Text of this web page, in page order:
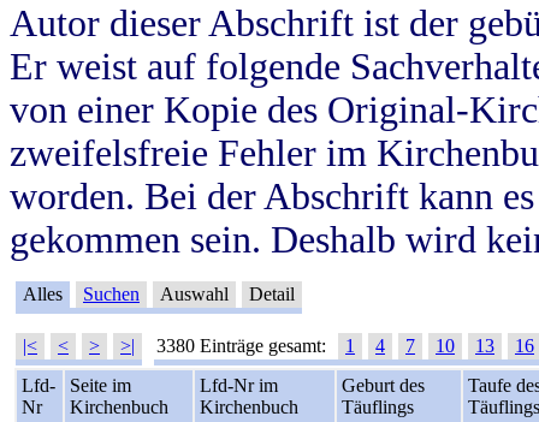
Autor dieser Abschrift ist der
Er weist auf folgende
von einer Kopie des Original-
zweifelsfreie Fehler im
worden. Bei der Abschrift kann
gekommen sein. Deshalb wird
Alles Suchen Auswahl Detail
|< < > >| 3380 Einträge gesamt: 1 4 7 10 13
16
Lfd-
Nr
Seite im
Kirchenbuch
Lfd-Nr im
Kirchenbuch
Geburt des
Täuflings
Taufe
Täuflings